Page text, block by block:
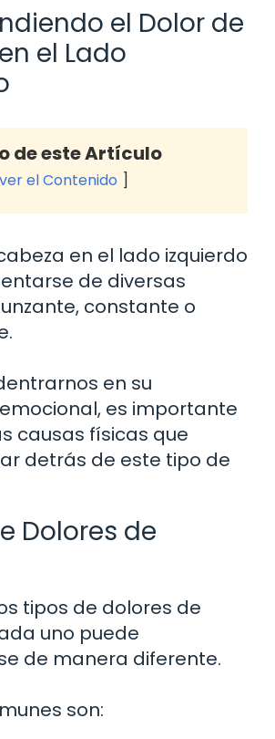
el Dolor de
el Lado
de este Artículo
el Contenido
en el lado izquierdo
de diversas
constante o
en su
es importante
causas físicas que
detrás de este tipo de
Dolores de
tipos de dolores de
uno puede
de manera diferente.
son: